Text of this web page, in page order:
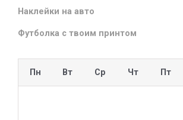
Наклейки на авто
Футболка с твоим принтом
Пн Вт Ср Чт Пт